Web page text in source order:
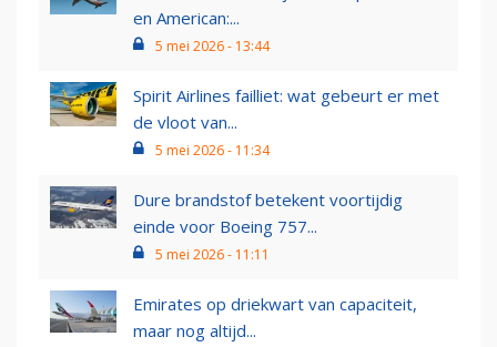
en American:...
5 mei 2026 - 13:44
Spirit Airlines failliet: wat gebeurt er met
de vloot van...
5 mei 2026 - 11:34
Dure brandstof betekent voortijdig
einde voor Boeing 757...
5 mei 2026 - 11:11
Emirates op driekwart van capaciteit,
maar nog altijd...